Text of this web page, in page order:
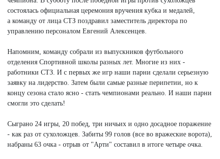
состоялась официальная церемония вручения кубка и медалей,
а команду от лица СТЗ поздравил заместитель директора по
управлению персоналом Евгений Алексенцев.
Напомним, команду собрали из выпускников футбольного
отделения Спортивной школы разных лет. Многие из них -
работники СТЗ. И с первых же игр наши парни сделали серьезную
заявку на лидерство. Затем были самые разные перипетии, но к
концу сезона стало ясно - стать чемпионами реально. И наши парни
смогли это сделать!
Сыграно 24 игры, 20 побед, три ничьих и одно досадное поражение
- как раз от сухоложцев. Забиты 99 голов (все во вражеские ворота),
набраны 63 очка - отрыв от "Арти" составил в итоге четыре очка.